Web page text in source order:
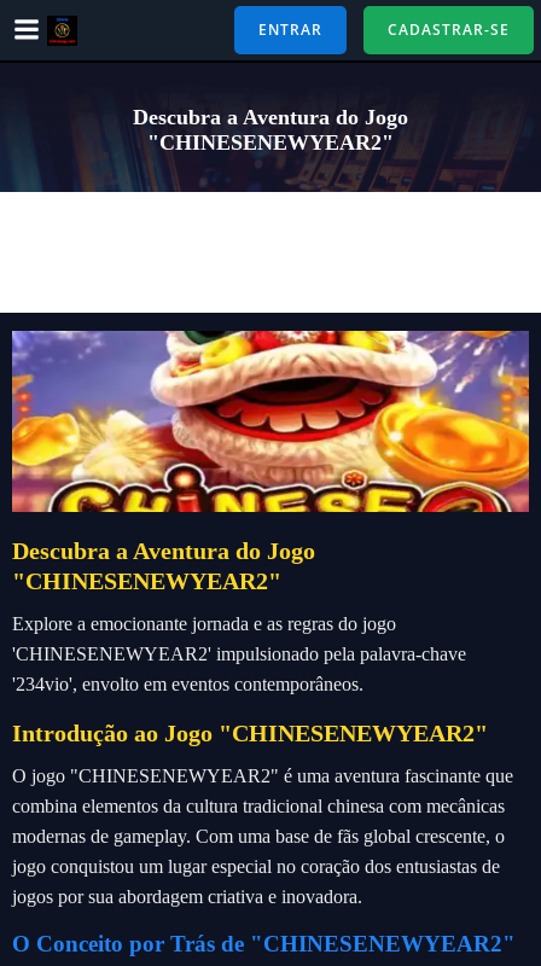
Pular
para
ENTRAR CADASTRAR-SE
Descubra a Aventura do Jogo
"CHINESENEWYEAR2"
Descubra a Aventura do Jogo
"CHINESENEWYEAR2"
Explore a emocionante jornada e as regras do jogo
'CHINESENEWYEAR2' impulsionado pela palavra-chave
'234vio', envolto em eventos contemporâneos.
Introdução ao Jogo "CHINESENEWYEAR2"
O jogo "CHINESENEWYEAR2" é uma aventura fascinante que
combina elementos da cultura tradicional chinesa com mecânicas
modernas de gameplay. Com uma base de fãs global crescente, o
jogo conquistou um lugar especial no coração dos entusiastas de
jogos por sua abordagem criativa e inovadora.
O Conceito por Trás de "CHINESENEWYEAR2"